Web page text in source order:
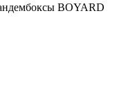
BOYARD